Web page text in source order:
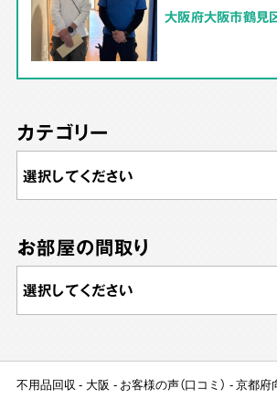
大阪府大阪市鶴見
カテゴリー
お部屋の間取り
不用品回収 大阪 お客様の声（口コミ） 京都府